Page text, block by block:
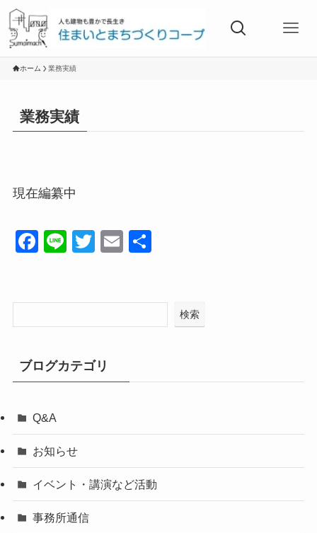
ホーム 業務実績
業務実績
現在編纂中
F
e
b
o
o
Li
T
er
E
検索
ブログカテゴリ
Q&A
お知らせ
イベント・講演など活動
事務所通信